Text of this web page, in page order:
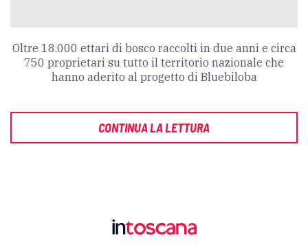
Oltre 18.000 ettari di bosco raccolti in due anni e circa
750 proprietari su tutto il territorio nazionale che
hanno aderito al progetto di Bluebiloba
CONTINUA LA LETTURA